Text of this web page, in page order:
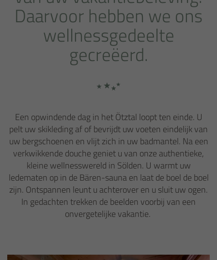
Daarvoor hebben we ons
wellnessgedeelte
gecreëerd.
Een opwindende dag in het Ötztal loopt ten einde. U
pelt uw skikleding af of bevrijdt uw voeten eindelijk van
uw bergschoenen en vlijt zich in uw badmantel. Na een
verkwikkende douche geniet u van onze authentieke,
kleine wellnesswereld in Sölden. U warmt uw
ledematen op in de Bären-sauna en laat de boel de boel
zijn. Ontspannen leunt u achterover en u sluit uw ogen.
In gedachten trekken de beelden voorbij van een
onvergetelijke vakantie.